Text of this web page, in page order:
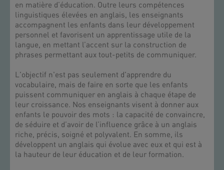
en matière d’éducation. Outre leurs compétences
linguistiques élevées en anglais, les enseignants
accompagnent les enfants dans leur développement
personnel et favorisent un apprentissage utile de la
langue, en mettant l’accent sur la construction de
phrases permettant aux tout-petits de communiquer.
L'objectif n'est pas seulement d'apprendre du
vocabulaire, mais de faire en sorte que les enfants
puissent communiquer en anglais à chaque étape de
leur croissance. Nos enseignants visent à donner aux
enfants le pouvoir des mots : la capacité de convaincre,
de séduire et d’avoir de l’influence grâce à un anglais
riche, précis, soigné et polyvalent. En somme, ils
développent un anglais qui évolue avec eux et qui est à
la hauteur de leur éducation et de leur formation.